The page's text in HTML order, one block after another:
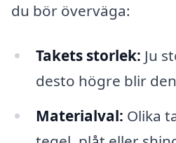
du bör överväga:
Takets storlek: Ju
desto högre blir
Materialval: Olika